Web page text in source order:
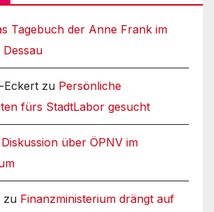
Tagebuch der Anne Frank im
Eckert zu Persönliche
fürs StadtLabor gesucht
Diskussion über ÖPNV im
zu Finanzministerium drängt auf